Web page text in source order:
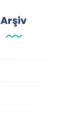
Arşiv